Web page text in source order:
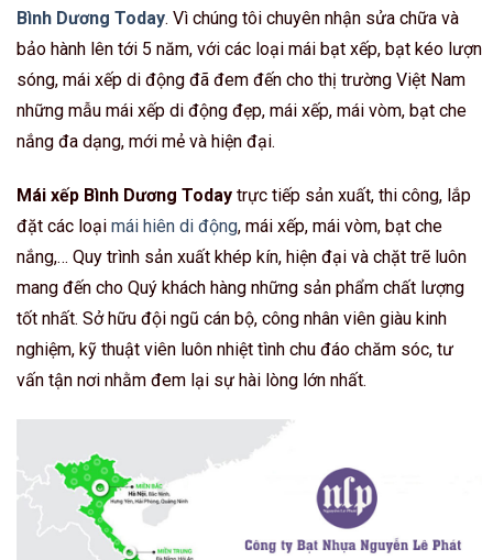
Bình Dương Today. Vì chúng tôi chuyên nhận sửa chữa và
bảo hành lên tới 5 năm, với các loại mái bạt xếp, bạt kéo lượn
sóng, mái xếp di động đã đem đến cho thị trường Việt Nam
những mẫu mái xếp di động đẹp, mái xếp, mái vòm, bạt che
nắng đa dạng, mới mẻ và hiện đại.
Mái xếp Bình Dương Today trực tiếp sản xuất, thi công, lắp
đặt các loại mái hiên di động, mái xếp, mái vòm, bạt che
nắng,… Quy trình sản xuất khép kín, hiện đại và chặt trẽ luôn
mang đến cho Quý khách hàng những sản phẩm chất lượng
tốt nhất. Sở hữu đội ngũ cán bộ, công nhân viên giàu kinh
nghiệm, kỹ thuật viên luôn nhiệt tình chu đáo chăm sóc, tư
vấn tận nơi nhằm đem lại sự hài lòng lớn nhất.